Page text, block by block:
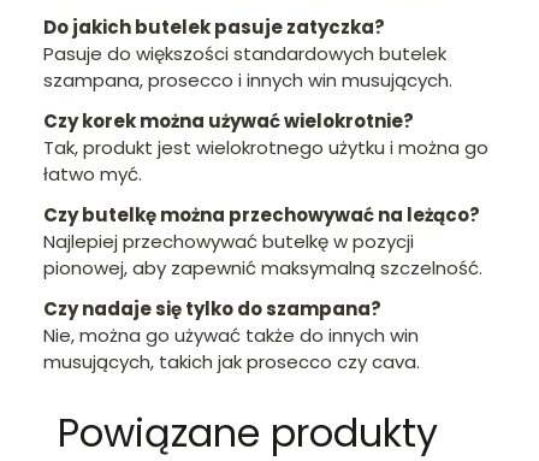
Do jakich butelek pasuje zatyczka?
Pasuje do większości standardowych butelek
szampana, prosecco i innych win musujących.
Czy korek można używać wielokrotnie?
Tak, produkt jest wielokrotnego użytku i można go
łatwo myć.
Czy butelkę można przechowywać na leżąco?
Najlepiej przechowywać butelkę w pozycji
pionowej, aby zapewnić maksymalną szczelność.
Czy nadaje się tylko do szampana?
Nie, można go używać także do innych win
musujących, takich jak prosecco czy cava.
Powiązane produkty